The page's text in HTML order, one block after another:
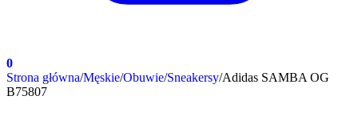
0
Strona główna/Męskie/Obuwie/Sneakersy/Adidas SAMBA OG
B75807